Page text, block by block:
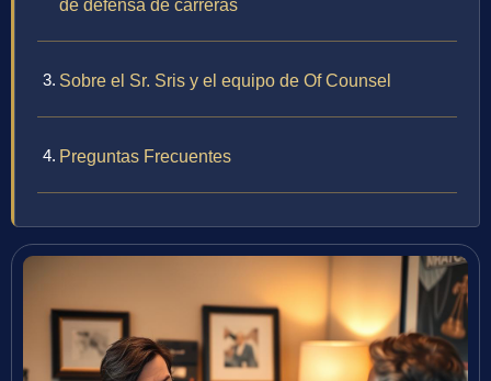
de defensa de carreras
Sobre el Sr. Sris y el equipo de Of Counsel
Preguntas Frecuentes